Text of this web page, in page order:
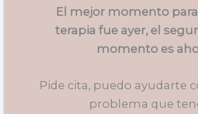
El mejor momento
terapia fue ayer, el
momento es
Pide cita, puedo ayudarte
problema que